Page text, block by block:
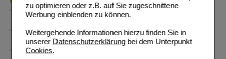
zu optimieren oder z.B. auf Sie zugeschnittene
Werbung einblenden zu können.
Weitergehende Informationen hierzu finden Sie in
unserer Datenschutzerklärungbei dem Unterpunkt
Cookies.